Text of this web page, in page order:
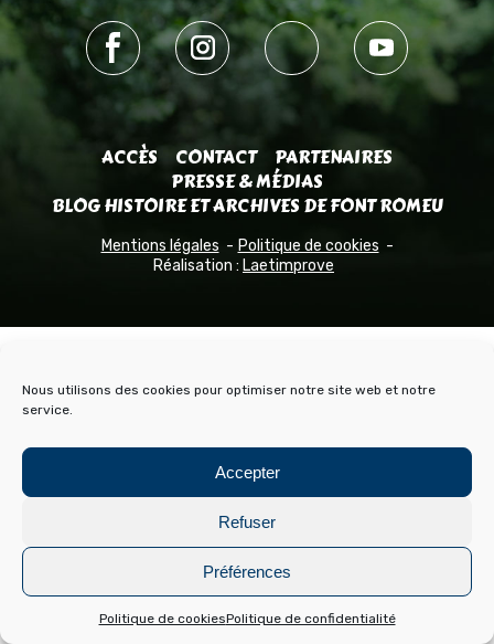
Nous utilisons des cookies pour optimiser notre site web et notre
service.
Accepter
Refuser
Préférences
Politique de cookiesPolitique de confidentialité
ACCÈS CONTACT
PARTENAIRES
PRESSE & MÉDIAS
BLOG HISTOIRE ET ARCHIVES DE FONT ROMEU
Mentions légales
Politique de cookies
Réalisation : Laetimprove